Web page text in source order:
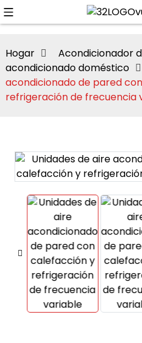
Hogar Acondicionador
acondicionado doméstico
acondicionado de pared
refrigeración de frecuencia